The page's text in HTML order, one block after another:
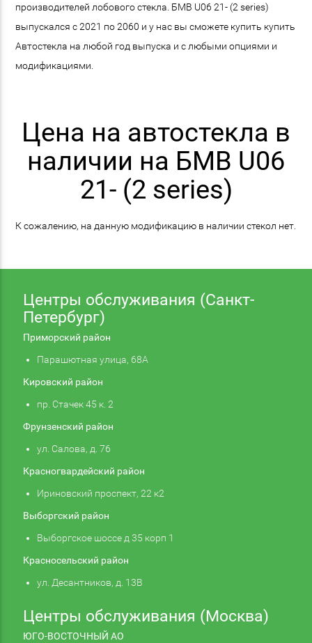
производителей лобового стекла. БМВ U06 21- (2 series)
выпускался с 2021 по 2060 и у нас вы сможете купить купить
Автостекла на любой год выпуска и с любыми опциями и
модификациями.
Цена на автостекла в
наличии на БМВ U06
21- (2 series)
К сожалению, на данную модификацию в наличии стекол нет.
Центры обслуживания (Санкт-
Петербург)
Приморский район
Парашютная улица, 68А
Кировский район
пр. Стачек 45 к. 2
Фрунзенский район
ул. Салова, д. 76
Красногвардейский район
Ириновский проспект, 22 к2
Выборгский район
Выборгское шоссе д 35 корп 1
Красносельский район
ул. Десантников, д. 13В
Центры обслуживания (Москва)
ЮГО-ВОСТОЧНЫЙ АО